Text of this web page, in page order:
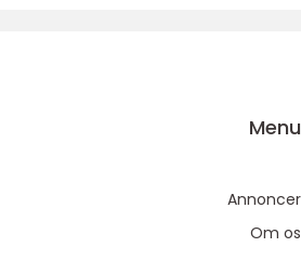
Menu
Om os